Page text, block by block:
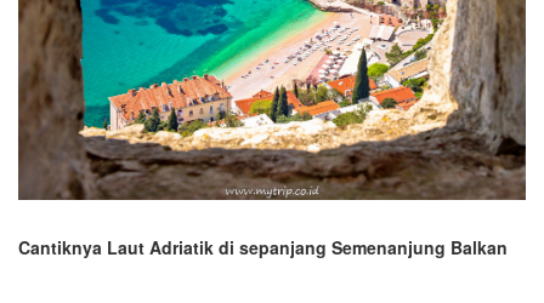
Cantiknya Laut Adriatik di sepanjang Semenanjung Balkan